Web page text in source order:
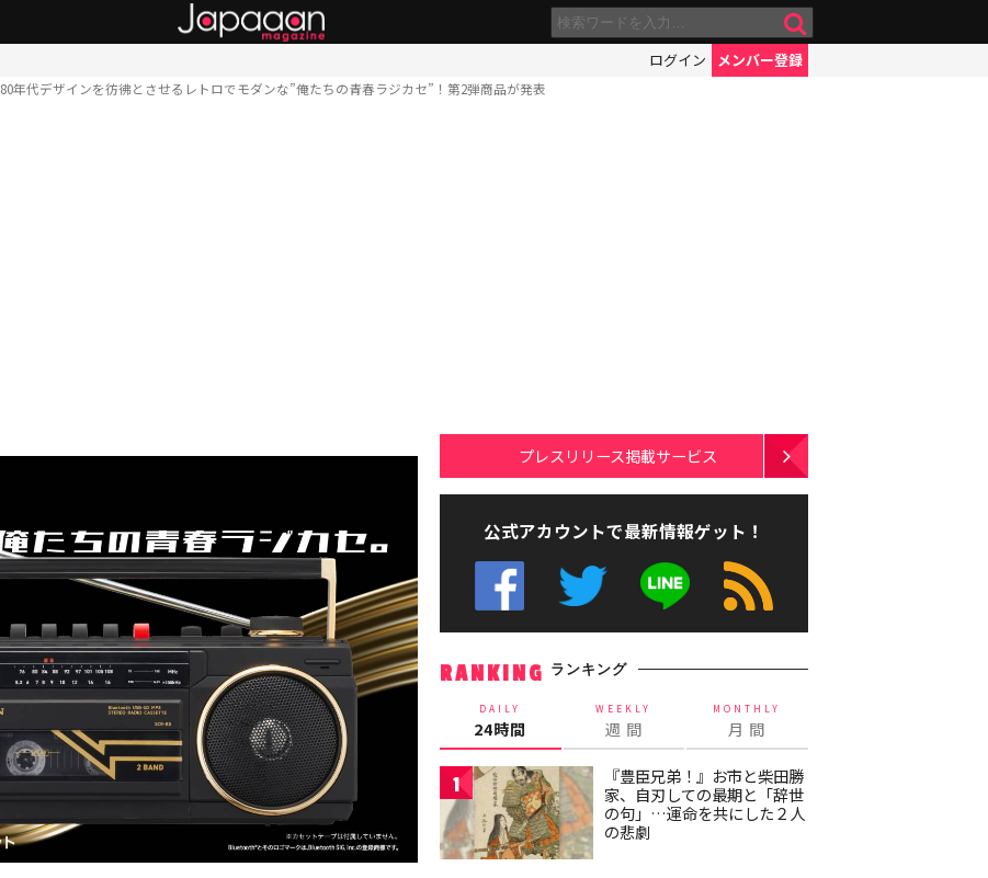
ログイン メンバー登録
80年代デザインを彷彿とさせるレトロでモダンな”俺たちの青春ラジカセ”！第2弾商品が発表
プレスリリース掲載サービス
公式アカウントで最新情報ゲット！
RANKING ランキング
DAILY
24時間
WEEKLY
週 間
MONTHLY
月 間
1
『豊臣兄弟！』お市と柴田勝
家、自刃しての最期と「辞世
の句」…運命を共にした２人
の悲劇